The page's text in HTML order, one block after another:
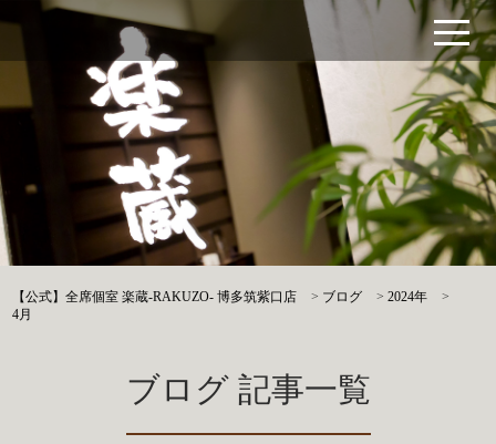
【公式】全席個室 楽蔵‐RAKUZO‐ 博多筑紫口店 > ブログ >2024年
>
4月
ブログ 記事一覧